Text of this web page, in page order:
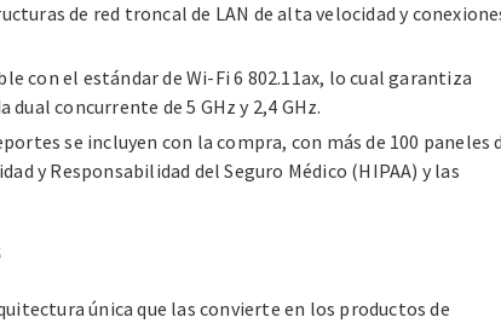
de red troncal de LAN de alta velocidad y
con el estándar de Wi-Fi 6 802.11ax, lo cual garantiza
concurrente de 5 GHz y 2,4 GHz.
se incluyen con la compra, con más de 100 paneles
y Responsabilidad del Seguro Médico (HIPAA) y las
única que las convierte en los productos de